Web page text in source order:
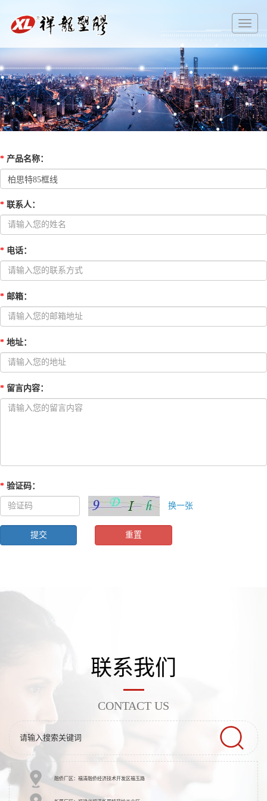
切
换
导
* 产品名称：
* 联系人：
* 电话：
* 邮箱：
* 地址：
* 留言内容：
* 验证码：
换一张
联系我们
CONTACT US
融侨厂区：福清融侨经济技术开发区福玉路